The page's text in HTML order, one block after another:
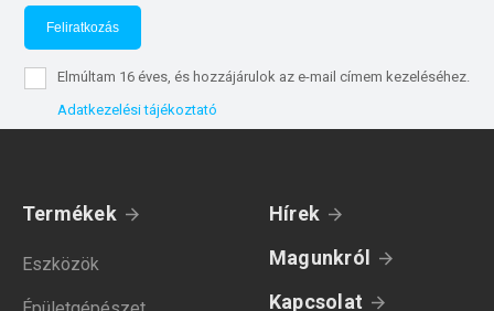
Feliratkozás
Elmúltam 16 éves, és hozzájárulok az e-mail címem kezeléséhez.
Adatkezelési tájékoztató
Termékek
Eszközök
Hírek
Magunkról
Kapcsolat